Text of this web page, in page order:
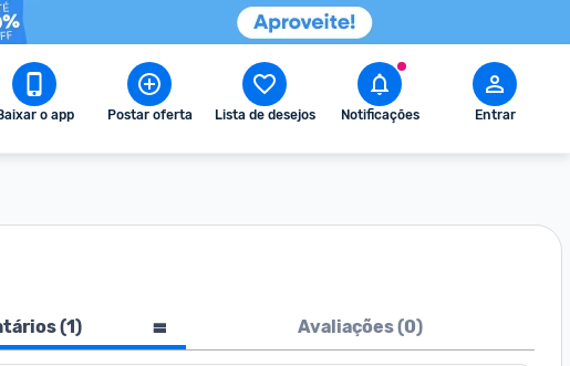
o app Postar oferta Lista de desejos Notificações Entrar
(1) Avaliações (0)